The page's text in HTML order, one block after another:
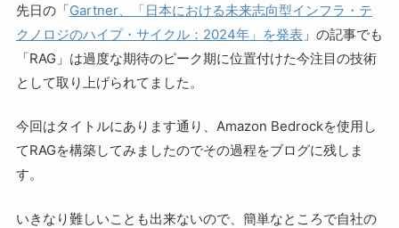
先日の「Gartner、「日本における未来志向型インフラ・テ
クノロジのハイプ・サイクル：2024年」を発表」の記事でも
「RAG」は過度な期待のピーク期に位置付けた今注目の技術
として取り上げられてました。
今回はタイトルにあります通り、Amazon Bedrockを使用し
てRAGを構築してみましたのでその過程をブログに残しま
す。
いきなり難しいことも出来ないので、簡単なところで自社の